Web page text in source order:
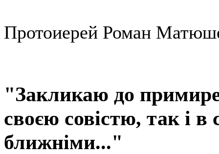
Протоиерей Роман
"Закликаю до
своєю совістю, так і в
ближніми..."